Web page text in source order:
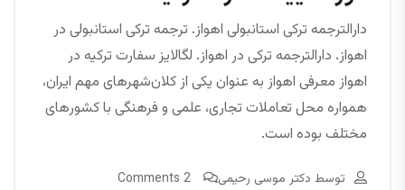
دارالترجمه ترکی استانبولی اهواز. ترجمه ترکی استانبولی در
اهواز. دارالترجمه ترکی در اهواز. لگالایز سفارت ترکیه در
اهواز معرفی اهواز به عنوان یکی از کلان‌شهرهای مهم ایران،
همواره محل تعاملات تجاری، علمی و فرهنگی با کشورهای
مختلف بوده است.
توسط دکتر موسی رحیمی 2 Comments